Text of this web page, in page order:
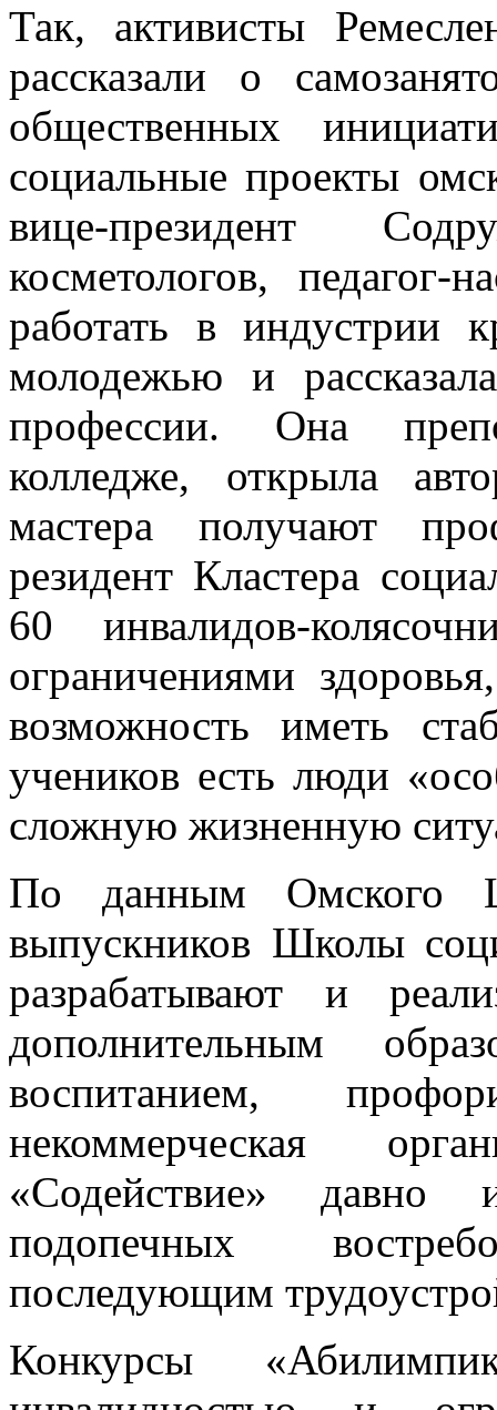
Так, активисты
рассказали о
общественных
социальные проекты
вице-президент
косметологов, педагог-
работать в индустрии
молодежью и
профессии. Она
колледже, открыла
мастера получают
резидент Кластера
60 инвалидов-
ограничениями
возможность иметь
учеников есть люди
сложную жизненную
По данным Омского
выпускников Школы
разрабатывают и
дополнительным
воспитанием,
некоммерческая
«Содействие»
подопечных
последующим
Конкурсы